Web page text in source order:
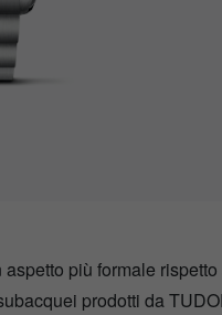
più formale
prodotti da